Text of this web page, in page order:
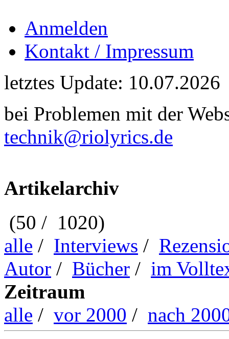
Anmelden
Kontakt / Impressum
letztes Update: 10.07.2026
bei Problemen mit der
technik@riolyrics.de
Artikelarchiv
(50 / 1020)
alle / Interviews /
Autor / Bücher / im
Zeitraum
alle / vor 2000 / nach